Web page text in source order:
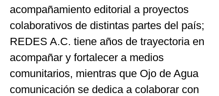
acompañamiento editorial a proyectos
colaborativos de distintas partes del país;
REDES A.C. tiene años de trayectoria en
acompañar y fortalecer a medios
comunitarios, mientras que Ojo de Agua
comunicación se dedica a colaborar con